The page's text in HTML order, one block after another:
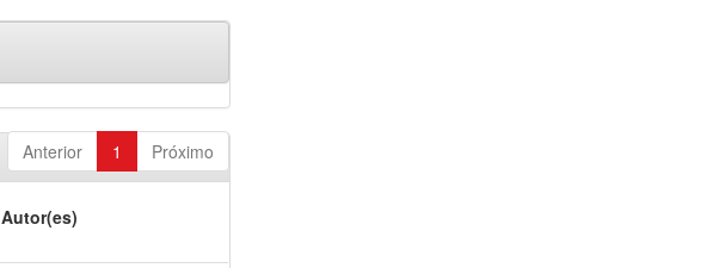
Anterior 1 Próximo
Autor(es)